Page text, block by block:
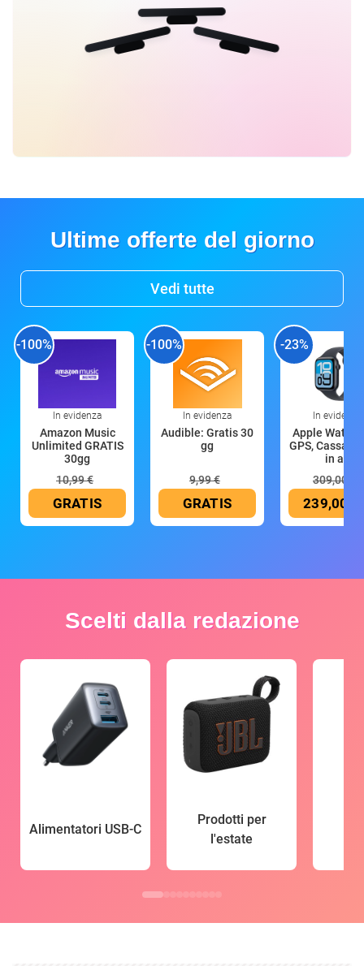
Ultime offerte del giorno
Vedi tutte
-100%
In evidenza
Amazon Music
Unlimited GRATIS
30gg
10,99 €
GRATIS
-100%
In evidenza
Audible: Gratis 30
gg
9,99 €
GRATIS
-23%
In evidenza
Apple Watch
GPS, Cassa
in all
309,00 €
239,00 €
Scelti dalla redazione
Alimentatori USB-C
Prodotti per
l'estate